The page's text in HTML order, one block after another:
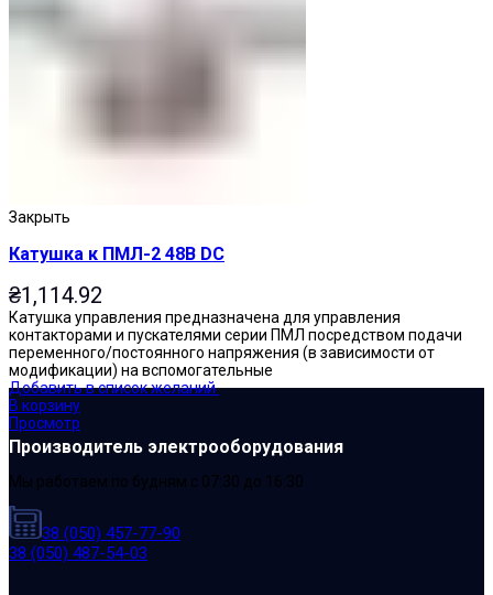
Закрыть
Катушка к ПМЛ-2 48В DC
₴1,114.92
Катушка управления предназначена для управления
контакторами и пускателями серии ПМЛ посредством подачи
переменного/постоянного напряжения (в зависимости от
модификации) на вспомогательные
Добавить в список желаний
В корзину
Просмотр
Производитель электрооборудования
Мы работаем по будням с 07:30 до 16:30
38 (050) 457-77-90
38 (050) 487-54-03